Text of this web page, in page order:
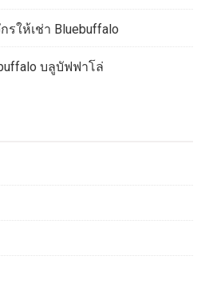
รให้เช่า Bluebuffalo
บลูบัฟฟาโล่